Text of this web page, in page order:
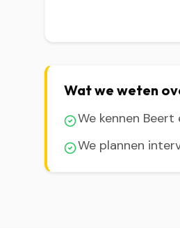
Wat we weten
We kennen
We plannen